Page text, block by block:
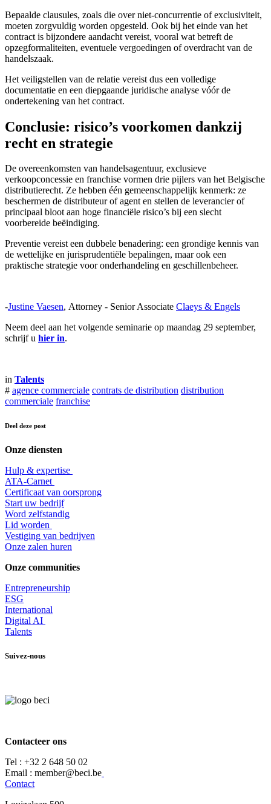
Bepaalde clausules, zoals die over niet-concurrentie of exclusiviteit,
moeten zorgvuldig worden opgesteld. Ook bij het einde van het
contract is bijzondere aandacht vereist, vooral wat betreft de
opzegformaliteiten, eventuele vergoedingen of overdracht van de
handelszaak.
Het veiligstellen van de relatie vereist dus een volledige
documentatie en een diepgaande juridische analyse vóór de
ondertekening van het contract.
Conclusie: risico’s voorkomen dankzij
recht en strategie
De overeenkomsten van handelsagentuur, exclusieve
verkoopconcessie en franchise vormen drie pijlers van het Belgische
distributierecht. Ze hebben één gemeenschappelijk kenmerk: ze
beschermen de distributeur of agent en stellen de leverancier of
principaal bloot aan hoge financiële risico’s bij een slecht
voorbereide beëindiging.
Preventie vereist een dubbele benadering: een grondige kennis van
de wettelijke en jurisprudentiële bepalingen, maar ook een
praktische strategie voor onderhandeling en geschillenbeheer.
-Justine Vaesen, Attorney - Senior Associate Claeys & Engels
Neem deel aan het volgende seminarie op maandag 29 september,
schrijf u hier in.
in Talents
# agence commerciale contrats de distribution distribution
commerciale franchise
Deel deze post
Onze diensten
Hulp & expertise
​ATA-Carnet
Certificaat van oorsprong
Start uw bedrijf
Word zelfstandig
Lid worden
​Vestiging van bedrijven
Onze zalen huren
Onze communities
Entrepreneurship
ESG
International
Digital AI
Talents
Suivez-nous
Contacteer ons
Tel : +32 2 648 50 02​
​​Email : member@beci.be
Contact